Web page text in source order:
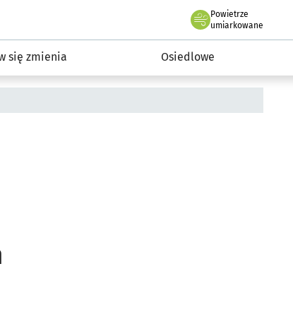
- miejskie inwestycje 2019-2032
Powietrze
we Wrocławiu
umiarkowane
się zmienia Osiedlowe